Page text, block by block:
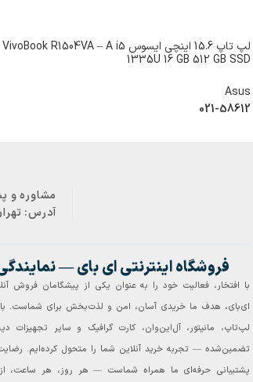
لپ تاپ 15.6 اینچی ایسوس VivoBook R1504VA – A i5
1335U 16 GB 512 GB SSD
Asus
021-58612
مشاوره و
آدرس:
فروشگاه اینترنتی ای‌ بای —
با افتخار، فعالیت خود را به عنوان یکی از پیشگامان فروش
ای‌بای، هدف ما خریدی آسان، امن و لذت‌بخش برای شماست.
لپ‌تاپ، مانیتور، آل‌این‌وان، کارت گرافیک و سایر تجهیزات
تضمین‌شده — تجربه خرید آنلاین شما را متحول کرده‌ایم.
پشتیبانی حرفه‌ای ما همراه شماست — هر روز، هر ساعت،